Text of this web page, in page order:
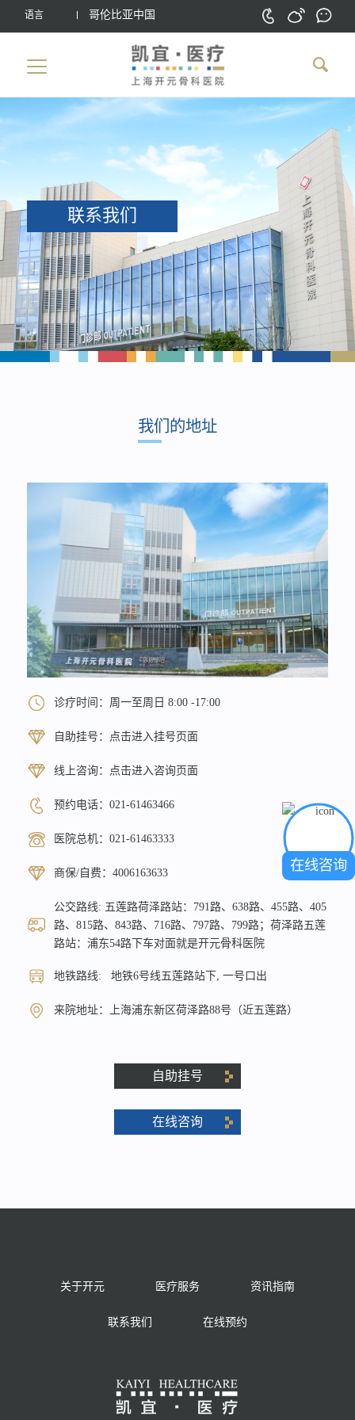
语言 哥伦比亚中国
联系我们
我们的地址
诊疗时间：周一至周日 8:00 -17:00
自助挂号： 点击进入挂号页面
线上咨询： 点击进入咨询页面
预约电话： 021-61463466
医院总机： 021-61463333
商保/自费： 4006163633
公交路线: 五莲路荷泽路站：791路、638路、455路、405
路、815路、843路、716路、797路、799路；荷泽路五莲
路站：浦东54路下车对面就是开元骨科医院
地铁路线: 地铁6号线五莲路站下, 一号口出
来院地址：上海浦东新区荷泽路88号（近五莲路）
自助挂号
在线咨询
关于开元 医疗服务 资讯指南
联系我们 在线预约
在线咨询